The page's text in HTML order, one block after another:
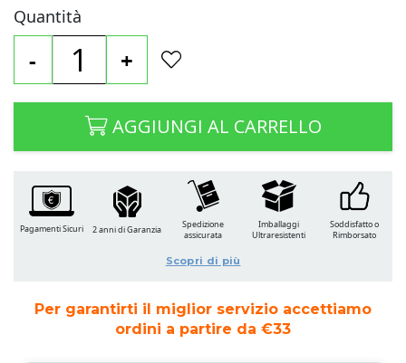
Quantità
- +
AGGIUNGI AL CARRELLO
Per garantirti il miglior servizio accettiamo
ordini a partire da €33
Pagamenti Sicuri 2 anni di Garanzia
Spedizione
assicurata
Imballaggi
Ultraresistenti
Soddisfatto o
Rimborsato
Scopri di più